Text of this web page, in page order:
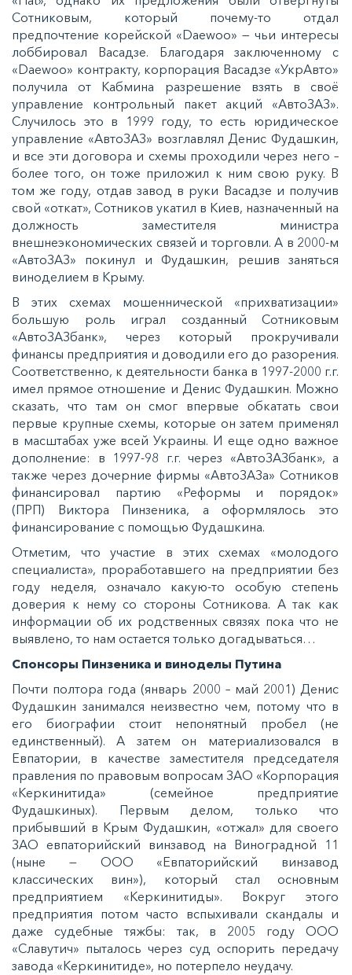
Сотниковым, который почему-то отдал
предпочтение корейской «Daewoo» — чьи интересы
лоббировал Васадзе. Благодаря заключенному с
«Daewoo» контракту, корпорация Васадзе «УкрАвто»
получила от Кабмина разрешение взять в своё
управление контрольный пакет акций «АвтоЗАЗ».
Случилось это в 1999 году, то есть юридическое
управление «АвтоЗАЗ» возглавлял Денис Фудашкин,
и все эти договора и схемы проходили через него –
более того, он тоже приложил к ним свою руку. В
том же году, отдав завод в руки Васадзе и получив
свой «откат», Сотников укатил в Киев, назначенный на
должность заместителя министра
внешнеэкономических связей и торговли. А в 2000-м
«АвтоЗАЗ» покинул и Фудашкин, решив заняться
виноделием в Крыму.
В этих схемах мошеннической «прихватизации»
большую роль играл созданный Сотниковым
«АвтоЗАЗбанк», через который прокручивали
финансы предприятия и доводили его до разорения.
Соответственно, к деятельности банка в 1997-2000 г.г.
имел прямое отношение и Денис Фудашкин. Можно
сказать, что там он смог впервые обкатать свои
первые крупные схемы, которые он затем применял
в масштабах уже всей Украины. И еще одно важное
дополнение: в 1997-98 г.г. через «АвтоЗАЗбанк», а
также через дочерние фирмы «АвтоЗАЗа» Сотников
финансировал партию «Реформы и порядок»
(ПРП) Виктора Пинзеника, а оформлялось это
финансирование с помощью Фудашкина.
Отметим, что участие в этих схемах «молодого
специалиста», проработавшего на предприятии без
году неделя, означало какую-то особую степень
доверия к нему со стороны Сотникова. А так как
информации об их родственных связях пока что не
выявлено, то нам остается только догадываться…
Спонсоры Пинзеника и виноделы Путина
Почти полтора года (январь 2000 – май 2001) Денис
Фудашкин занимался неизвестно чем, потому что в
его биографии стоит непонятный пробел (не
единственный). А затем он материализовался в
Евпатории, в качестве заместителя председателя
правления по правовым вопросам ЗАО «Корпорация
«Керкинитида» (семейное предприятие
Фудашкиных). Первым делом, только что
прибывший в Крым Фудашкин, «отжал» для своего
ЗАО евпаторийский винзавод на Виноградной 11
(ныне — ООО «Евпаторийский винзавод
классических вин»), который стал основным
предприятием «Керкинитиды». Вокруг этого
предприятия потом часто вспыхивали скандалы и
даже судебные тяжбы: так, в 2005 году ООО
«Славутич» пыталось через суд оспорить передачу
завода «Керкинитиде», но потерпело неудачу.